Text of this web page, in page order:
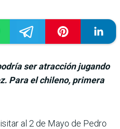
ser atracción jugando
Para el chileno, primera
al 2 de Mayo de Pedro